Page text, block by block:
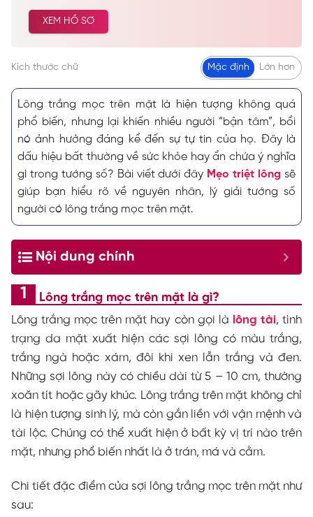
thống giáo dục chính quy, tốt nghiệp Bác sĩ Đa
Khoa và sở hữu hàng loạt chứng chỉ chuyên môn
lực không ngừng, bác sĩ đã tích lũy được nhiều
năm kinh nghiệm quý báu trong lĩnh vực da liễu.
XEM HỒ SƠ
Kích thước chữ Mặc định Lớn hơn
Lông trắng mọc trên mặt là hiện tượng không quá
phổ biến, nhưng lại khiến nhiều người “bận tâm”, bổi
nó ảnh hưởng đáng kể đến sự tự tin của họ. Đây là
dấu hiệu bất thường về sức khỏe hay ẩn chứa ý nghĩa
gì trong tướng số? Bài viết dưới đây Mẹo triệt lông sẽ
giúp bạn hiểu rõ về nguyên nhân, lý giải tướng số
người có lông trắng mọc trên mặt.
Nội dung chính
Lông trắng mọc trên mặt là gì?
Lông trắng mọc trên mặt hay còn gọi là lông tài, tình
trạng da mặt xuất hiện các sợi lông có màu trắng,
trắng ngà hoặc xám, đôi khi xen lẫn trắng và đen.
Những sợi lông này có chiều dài từ 5 – 10 cm, thường
xoăn tít hoặc gãy khúc. Lông trắng trên mặt không chỉ
là hiện tượng sinh lý, mà còn gắn liền với vận mệnh và
tài lộc. Chúng có thể xuất hiện ở bất kỳ vị trí nào trên
mặt, nhưng phổ biến nhất là ở trán, má và cằm.
Chi tiết đặc điểm của sợi lông trắng mọc trên mặt như
sau: